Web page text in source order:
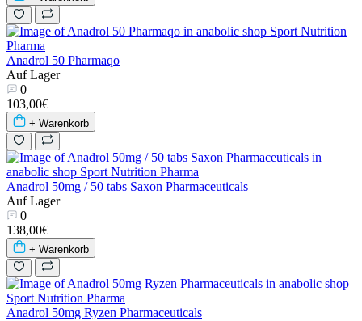
Anadrol 50 Pharmaqo
Auf Lager
0
103,00€
+ Warenkorb
Anadrol 50mg / 50 tabs Saxon Pharmaceuticals
Auf Lager
0
138,00€
+ Warenkorb
Anadrol 50mg Ryzen Pharmaceuticals